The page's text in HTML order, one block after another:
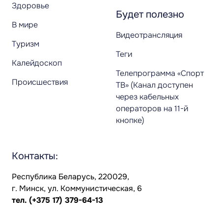
Здоровье
В мире
Туризм
Калейдоскоп
Происшествия
Будет полезно
Видеотрансляция
Теги
Телепрограмма «Спорт
ТВ» (Канал доступен
через кабельных
операторов на 11-й
кнопке)
Контакты:
Республика Беларусь, 220029,
г. Минск, ул. Коммунистическая, 6
тел. (+375 17) 379-64-13